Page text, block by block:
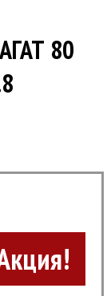
80